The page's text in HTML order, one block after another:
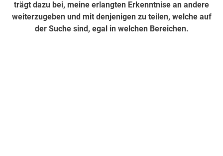
trägt dazu bei, meine erlangten Erkenntnise an andere
weiterzugeben und mit denjenigen zu teilen, welche auf
der Suche sind, egal in welchen Bereichen.